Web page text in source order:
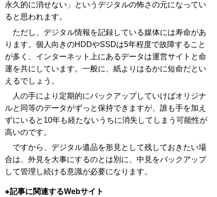
永久的に消せない」というデジタルの怖さの元になってい
ると思われます。
ただし、デジタル情報を記録している媒体には寿命があ
ります。個人向きのHDDやSSDは5年程度で故障すること
が多く、インターネット上にあるデータは運営サイトと命
運を共にしています。一般に、紙よりはるかに短命だとい
えるでしょう。
人の手により定期的にバックアップしていけばオリジナ
ルと同等のデータがずっと保持できますが、誰も手を加え
ずにいると10年も経たないうちに消失してしまう可能性が
高いのです。
ですから、デジタル遺品を形見として残しておきたい場
合は、外見を大事にするのとは別に、中見をバックアップ
して管理し続ける意識が必要になります。
記事に関連するWebサイト